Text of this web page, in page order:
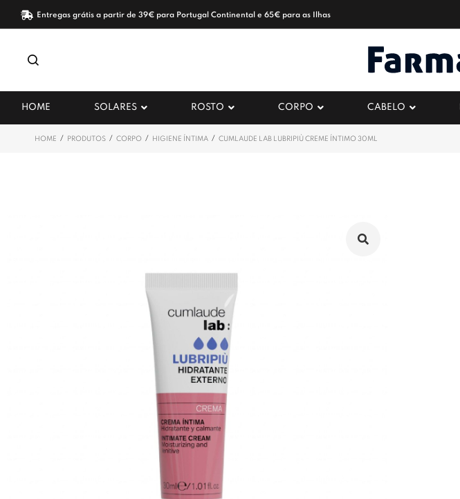
Entregas grátis a partir de 39€ para Portugal Continental e 65€ para as Ilhas
HOME SOLARES ROSTO CORPO CABELO
HOME / PRODUTOS / CORPO / HIGIENE ÍNTIMA / CUMLAUDE LAB LUBRIPIÙ CREME ÍNTIMO 30ML